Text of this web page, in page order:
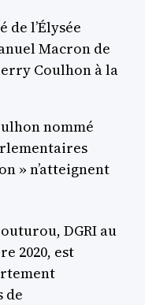
de l’Élysée
Macron de
Coulhon à la
nommé
» n’atteignent
DGRI au
2020, est
de